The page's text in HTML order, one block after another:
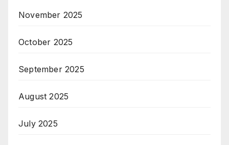
November 2025
October 2025
September 2025
August 2025
July 2025